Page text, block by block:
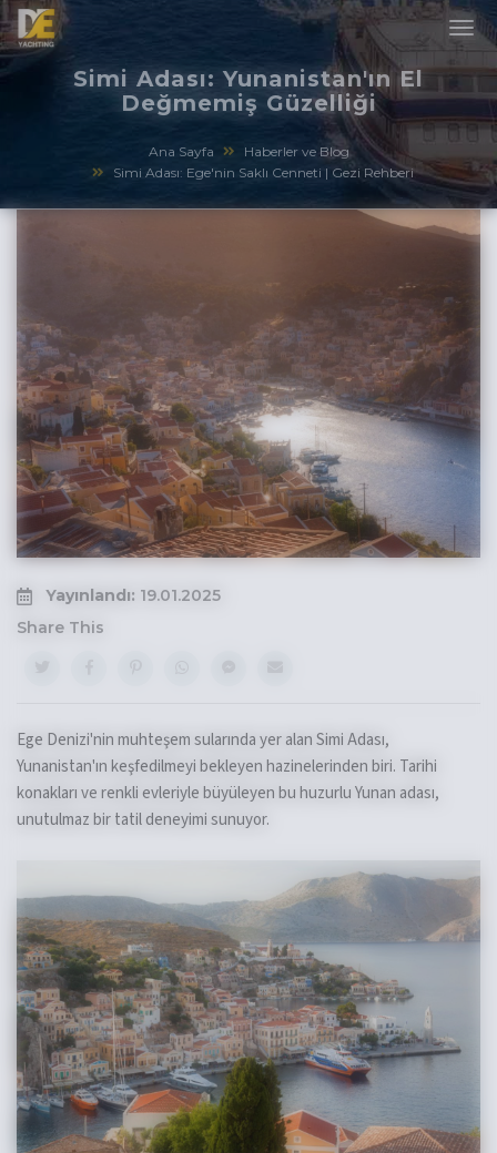
Simi Adası: Yunanistan'ın El
Değmemiş Güzelliği
Ana Sayfa
Haberler ve Blog
Simi Adası: Ege'nin Saklı Cenneti | Gezi Rehberi
Yayınlandı: 19.01.2025
Share This
Ege Denizi'nin muhteşem sularında yer alan Simi Adası,
Yunanistan'ın keşfedilmeyi bekleyen hazinelerinden biri. Tarihi
konakları ve renkli evleriyle büyüleyen bu huzurlu Yunan adası,
unutulmaz bir tatil deneyimi sunuyor.